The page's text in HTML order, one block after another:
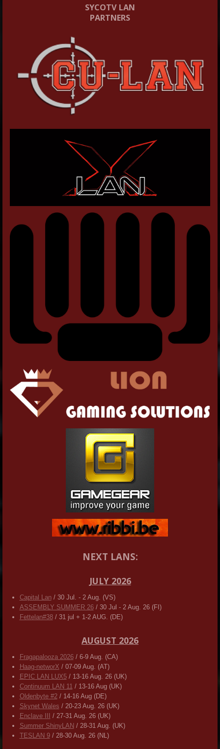
SYCOTV LAN
PARTNERS
NEXT LANS:
JULY 2026
Capital Lan/ 30 Jul. - 2 Aug. (VS)
ASSEMBLY SUMMER 26/ 30 Jul - 2 Aug. 26 (FI)
Fettelan#38/ 31 jul + 1-2 AUG. (DE)
AUGUST 2026
Fragapalooza 2026/ 6-9 Aug. (CA)
Haag-networX / 07-09 Aug. (AT)
EPIC LAN LUX5/ 13-16 Aug. 26 (UK)
Continuum LAN 11/ 13-16 Aug (UK)
Oldenbyte #2/ 14-16 Aug (DE)
Skynet Wales / 20-23 Aug. 26 (UK)
Enclave III
/ 27-31 Aug. 26 (UK)
Summer ShinyLAN / 28-31 Aug. (UK)
TESLAN 9/ 28-30 Aug. 26 (NL)